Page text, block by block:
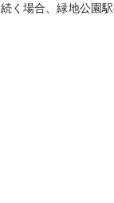
く場合、緑地公園